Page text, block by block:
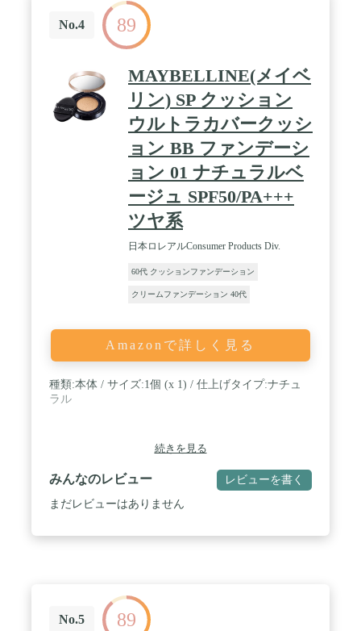
し、時間が経ってもくすみません。 / 「美容液ファ
ンデで軽いつけ心地」 2重の“マイクロメッシュ”か
ら、美容液ファンデーションがじゅわっとあふれ出
すコンパクト。 キメ細かい2重の特殊なマイクロメ
ッシュを通すことで、クリームファンデーションが
じゅわっとなめらかに裏ごしされ、みずみずしい美
容液ファンデーションへ。 軽く心地よい使用感と、
美しい素肌のようなツヤを与えます。パフに均一に
つくため、肌にも均一に塗布でき、テクニックレス
で美しい肌に仕上がります。 / 「みずみずしいツヤ
肌仕上がり」 ［均一なツヤ］［心地よく軽やか］
［うるおい守る］を実現する処方。 美容液をまとっ
たような心地よく軽やかな化粧膜が、肌のうるおい
も守り、ツヤのある美しい肌に仕上げます。 / 13時
間化粧もち※乾燥感・粉ふき・くすみ・ヨレ・薄
れ・毛穴の目立ち（当社調べ。効果には個人差があ
ります。） / 肌をいたわるやさしいタッチで、キメ
細かく均一な肌に仕上げるパフ付き。 / スキンケア
効果で、肌あれ・乾燥からも肌を守ります。 / 〇
用 〇無香料 〇パッチテスト済み ※ すべてのかたに
【紫外線防止効果】SPF50 / PA++++
No.4 89
MAYBELLINE(メイベ
リン) SP クッション
ウルトラカバークッシ
ョン BB ファンデーシ
ョン 01 ナチュラルベ
ージュ SPF50/PA+++
ツヤ系
日本ロレアルConsumer Products Div.
60代 クッションファンデーション
クリームファンデーション 40代
Amazonで詳しく見る
種類:本体 / サイズ:1個 (x 1) / 仕上げタイプ:ナチュ
ラル
続きを見る
みんなのレビュー レビューを書く
まだレビューはありません
No.5 89